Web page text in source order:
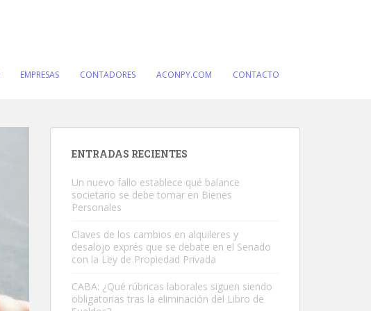
EMPRESAS CONTADORES ACONPY.COM CONTACTO
ENTRADAS RECIENTES
Un nuevo fallo establece qué balance
societario se debe tomar en Bienes
Personales
Claves de los cambios en alquileres y
desalojo exprés que se debate en el Senado
con la Ley de Propiedad Privada
CABA: ¿Qué rúbricas laborales siguen siendo
obligatorias tras la eliminación del Libro de